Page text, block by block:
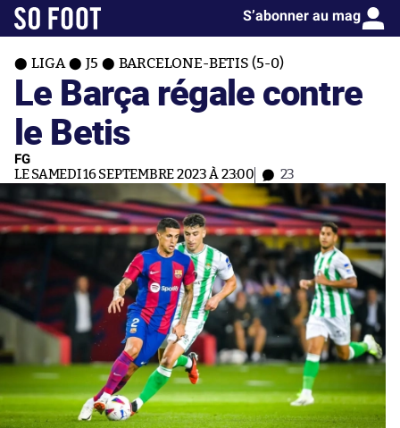
S’abonner au mag
LIGA J5 BARCELONE-BETIS (5-0)
Le Barça régale contre
le Betis
FG
LE SAMEDI 16 SEPTEMBRE 2023 À 23:00 23